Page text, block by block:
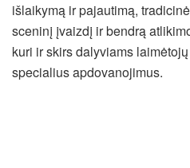
išlaikymą ir pajautimą,
sceninį įvaizdį ir bendrą
kuri ir skirs dalyviams
specialius apdovanojimus.